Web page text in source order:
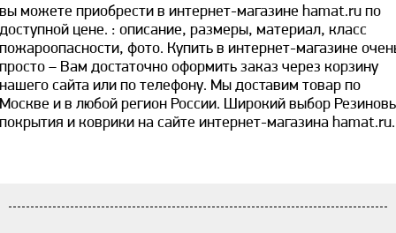
вы можете приобрести в интернет-магазине hamat.ru по
доступной цене. ​: описание, размеры, материал, класс
пожароопасности, фото. Купить в интернет-магазине
просто – Вам достаточно оформить заказ через корзину
нашего сайта или по телефону. Мы доставим товар по
Москве и в любой регион России. Широкий выбор
покрытия и коврики на сайте интернет-магазина hamat.ru.